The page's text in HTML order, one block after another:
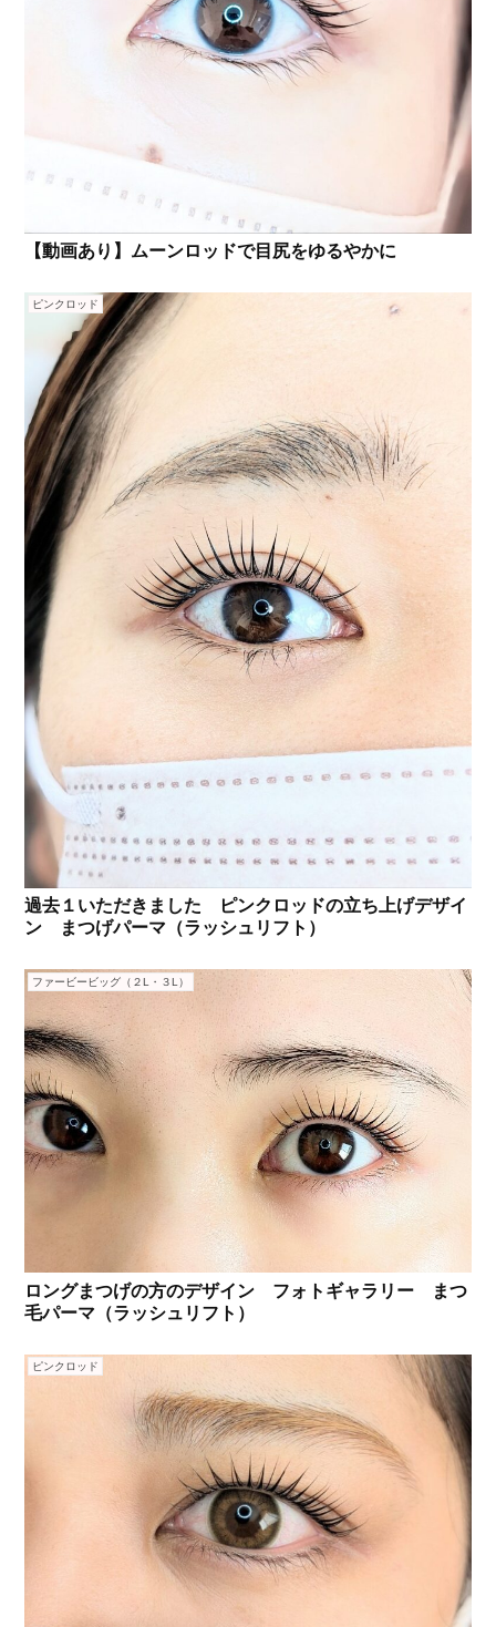
【動画あり】ムーンロッドで目尻をゆるやかに
ピンクロッド
過去１いただきました ピンクロッドの立ち上げデザイ
ン まつげパーマ（ラッシュリフト）
ファービービッグ（２L・３L）
ロングまつげの方のデザイン フォトギャラリー まつ
毛パーマ（ラッシュリフト）
ピンクロッド